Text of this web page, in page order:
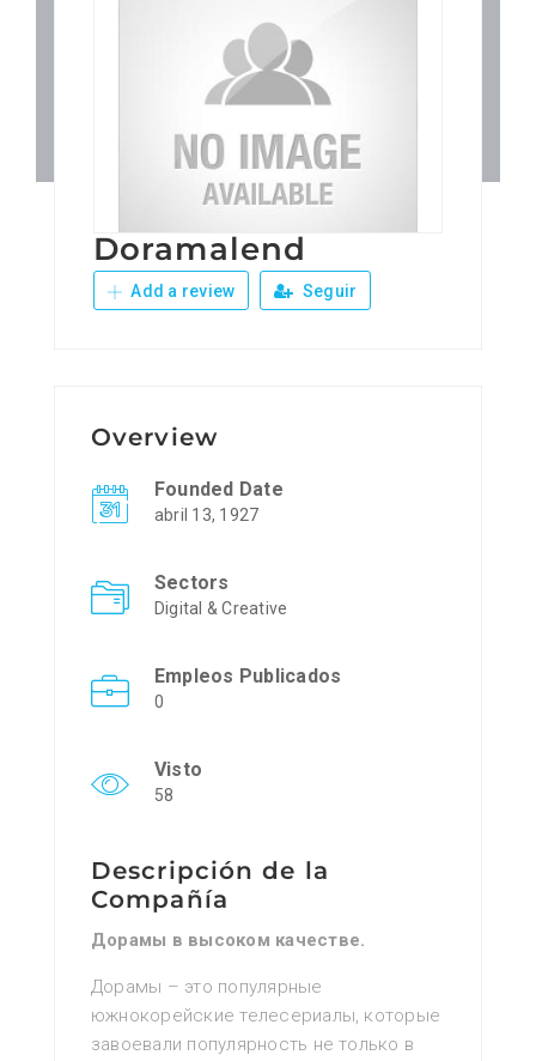
Junta Local Desarrollo
Adiestramientos
Doramalend
Add a review Seguir
Overview
Founded Date
abril 13, 1927
Sectors
Digital & Creative
Empleos Publicados
0
Visto
58
Descripción de la
Compañía
Дорамы в высоком качестве.
Дорамы – это популярные
южнокорейские телесериалы, которые
завоевали популярность не только в